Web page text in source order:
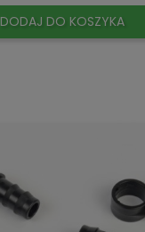
DODAJ DO KOSZYKA